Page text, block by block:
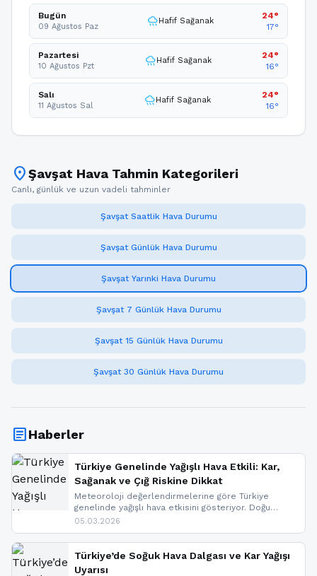
Bugün
09 Ağustos Paz rainyHafif Sağanak
24°
17°
Pazartesi
10 Ağustos Pzt rainyHafif Sağanak
24°
16°
Salı
11 Ağustos Sal rainyHafif Sağanak
24°
16°
location_onŞavşat Hava Tahmin Kategorileri
Canlı, günlük ve uzun vadeli tahminler
Şavşat Saatlik Hava Durumu
Şavşat Günlük Hava Durumu
Şavşat Yarınki Hava Durumu
Şavşat 7 Günlük Hava Durumu
Şavşat 15 Günlük Hava Durumu
Şavşat 30 Günlük Hava Durumu
articleHaberler
Türkiye Genelinde Yağışlı Hava Etkili: Kar,
Sağanak ve Çığ Riskine Dikkat
Meteoroloji değerlendirmelerine göre Türkiye
genelinde yağışlı hava etkisini gösteriyor. Doğu
bölgelerinde kar yağışı beklenirken Marmara ve
ise çığ tehlikesi bulunuyor. İç kesimlerde sis ve pus
nedeniyle görüş mesafesinde azalma
yaşanabileceği belirtiliyor.
05.03.2026
Türkiye’de Soğuk Hava Dalgası ve Kar Yağışı
Uyarısı